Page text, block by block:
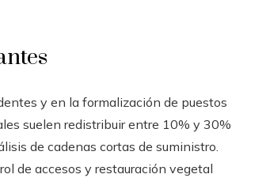
y en la formalización de puestos
suelen redistribuir entre 10% y 30%
de cadenas cortas de suministro.
de accesos y restauración vegetal